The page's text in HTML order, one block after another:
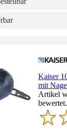
Kaiser
mit
Artikel
bewertet.